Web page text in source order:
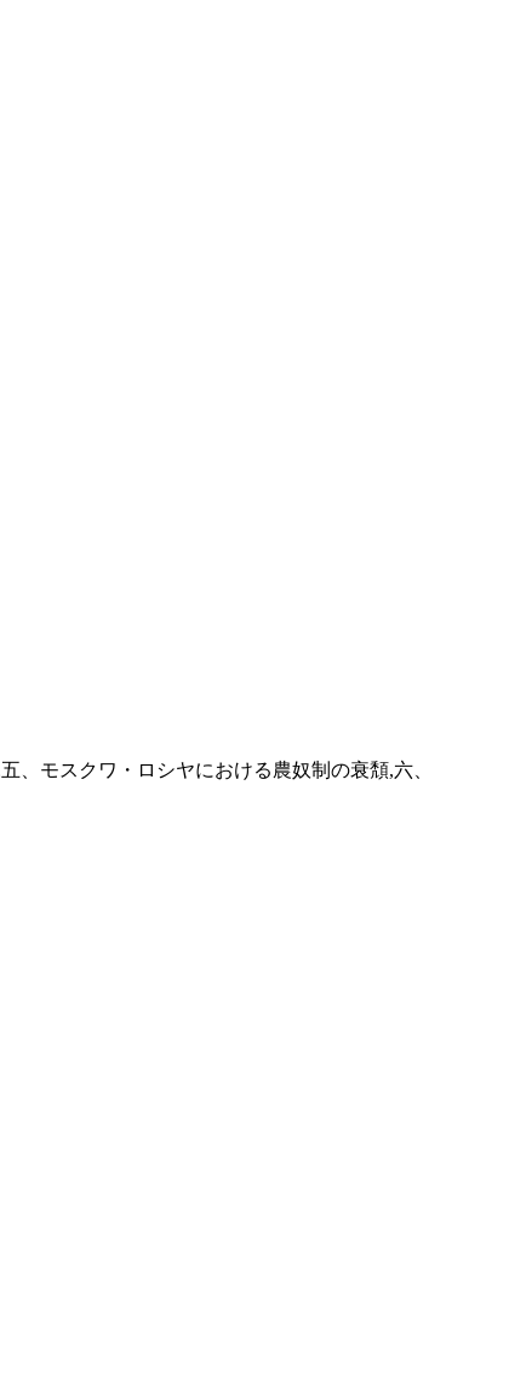
、モスクワ・ロシヤにおける農奴制の衰頽,六、